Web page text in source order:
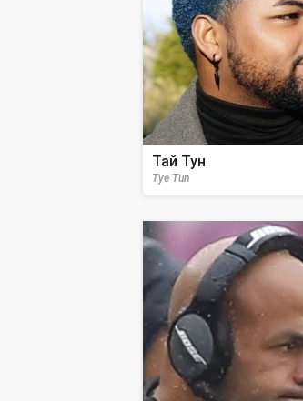
Тай Тун
Tye Tun